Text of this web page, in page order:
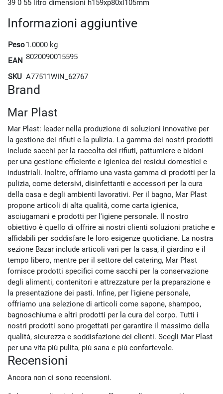
39 0 55 litro dimensioni h159xp80xl105mm
Informazioni aggiuntive
Peso1.0000 kg
EAN 8020090015595
SKU A77511WIN_62767
Brand
Mar Plast
Mar Plast: leader nella produzione di soluzioni innovative per
la gestione dei rifiuti e la pulizia. La gamma dei nostri prodotti
include sacchi per la raccolta dei rifiuti, pattumiere e bidoni
per una gestione efficiente e igienica dei residui domestici e
industriali. Inoltre, offriamo una vasta gamma di prodotti per la
pulizia, come detersivi, disinfettanti e accessori per la cura
della casa e degli ambienti lavorativi. Per il bagno, Mar Plast
propone articoli di alta qualità, come carta igienica,
asciugamani e prodotti per l'igiene personale. Il nostro
obiettivo è quello di offrire ai nostri clienti soluzioni pratiche e
affidabili per soddisfare le loro esigenze quotidiane. La nostra
sezione Bazar include articoli vari per la casa, il giardino e il
tempo libero, mentre per il settore del catering, Mar Plast
fornisce prodotti specifici come sacchi per la conservazione
degli alimenti, contenitori e attrezzature per la preparazione e
la presentazione dei pasti. Infine, per l'igiene personale,
offriamo una selezione di articoli come sapone, shampoo,
bagnoschiuma e altri prodotti per la cura del corpo. Tutti i
nostri prodotti sono progettati per garantire il massimo della
qualità, sicurezza e soddisfazione dei clienti. Scegli Mar Plast
per una vita più pulita, più sana e più confortevole.
Recensioni
Ancora non ci sono recensioni.